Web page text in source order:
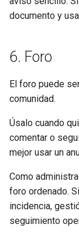
documento y
6. Foro
El foro puede
comunidad.
Úsalo cuando
comentar o
mejor usar un
Como
foro ordenado.
incidencia,
seguimiento